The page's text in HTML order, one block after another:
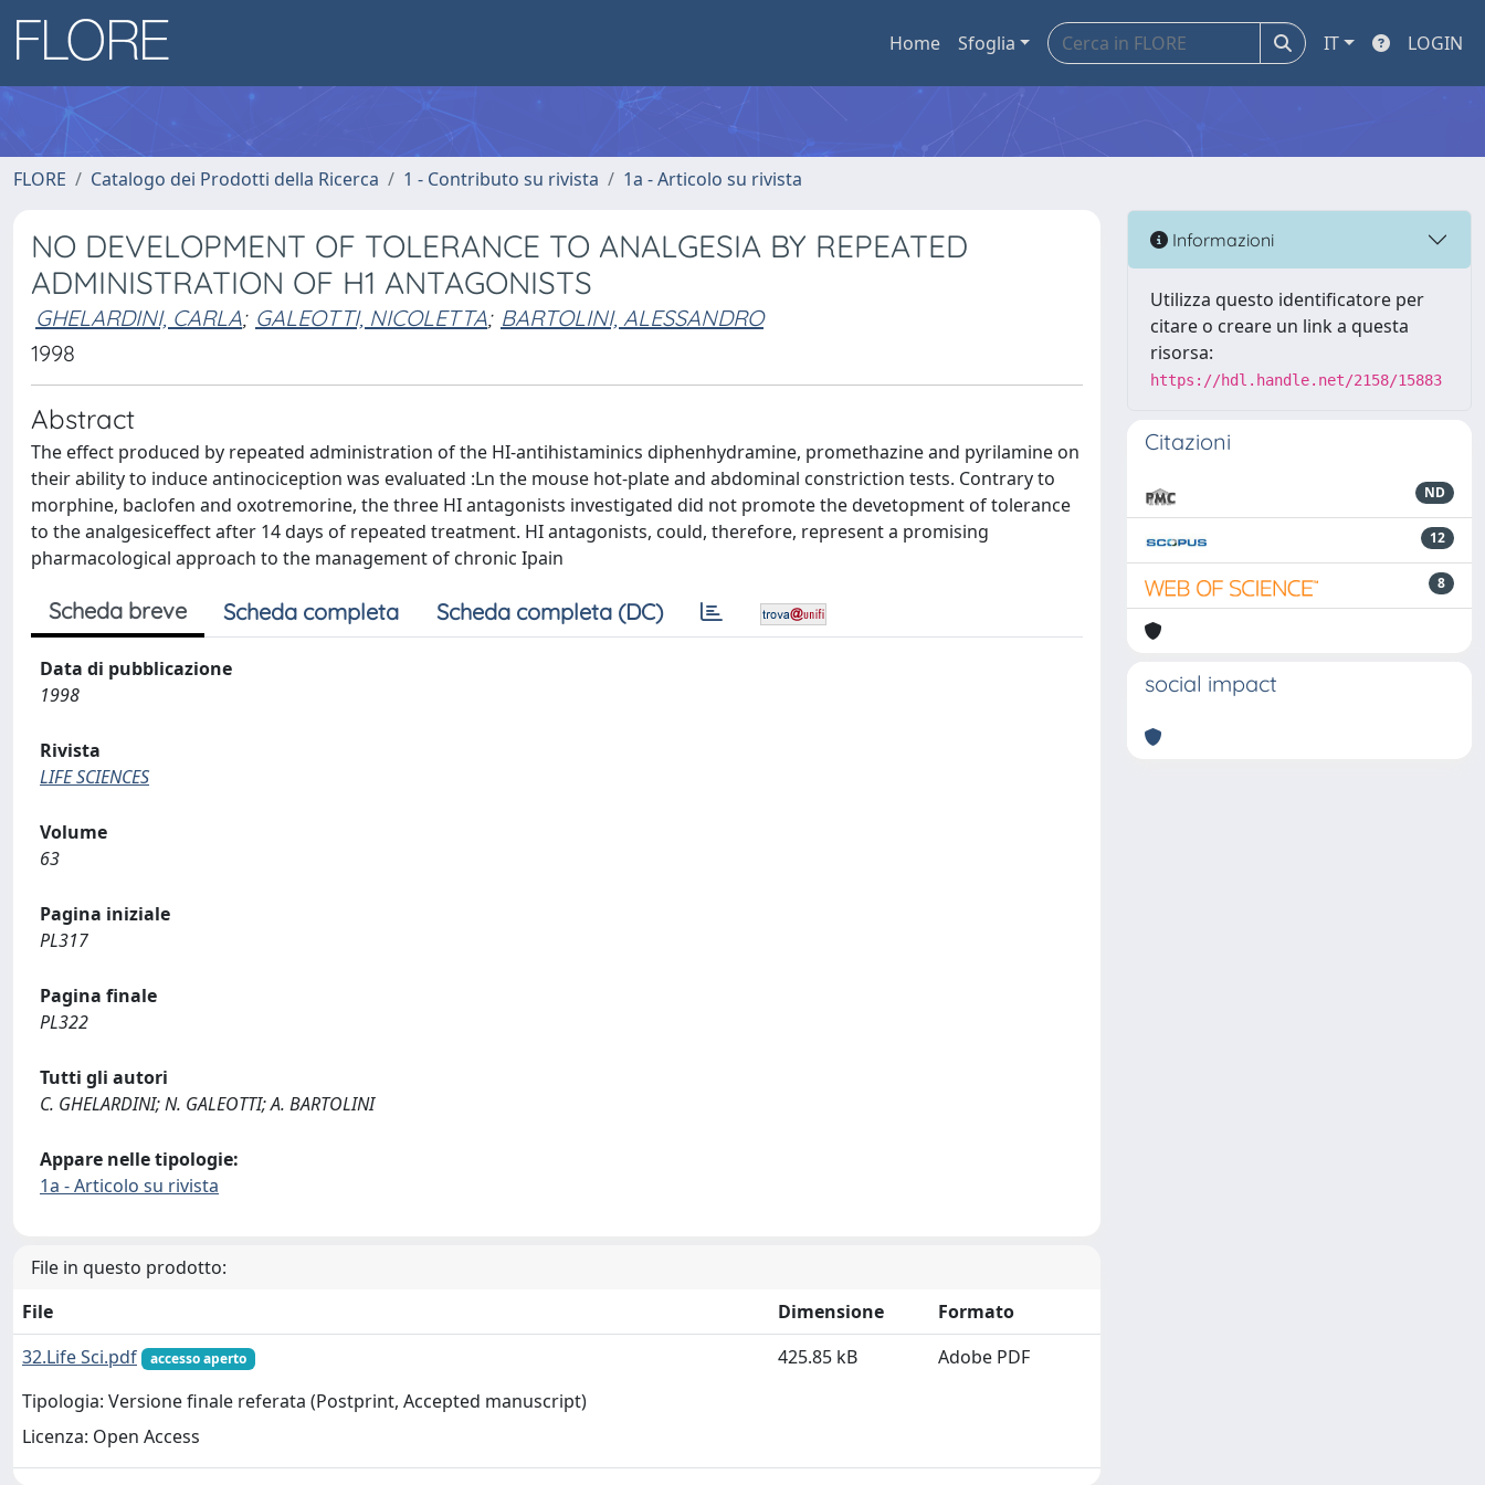
Home Sfoglia IT LOGIN
FLORE Catalogo dei Prodotti della Ricerca 1 - Contributo su rivista 1a - Articolo su rivista
NO DEVELOPMENT OF TOLERANCE TO ANALGESIA BY REPEATED
ADMINISTRATION OF H1 ANTAGONISTS
GHELARDINI, CARLA; GALEOTTI, NICOLETTA; BARTOLINI, ALESSANDRO
1998
Abstract
The effect produced by repeated administration of the HI-antihistaminics diphenhydramine, promethazine and pyrilamine on
their ability to induce antinociception was evaluated :Ln the mouse hot-plate and abdominal constriction tests. Contrary to
morphine, baclofen and oxotremorine, the three HI antagonists investigated did not promote the devetopment of tolerance
to the analgesiceffect after 14 days of repeated treatment. HI antagonists, could, therefore, represent a promising
pharmacological approach to the management of chronic Ipain
Scheda breve Scheda completa Scheda completa (DC)
Data di pubblicazione
1998
Rivista
LIFE SCIENCES
Volume
63
Pagina iniziale
PL317
Pagina finale
PL322
Tutti gli autori
C. GHELARDINI; N. GALEOTTI; A. BARTOLINI
Appare nelle tipologie:
1a - Articolo su rivista
File in questo prodotto:
File
Dimensione
Formato
32.Life Sci.pdf
accesso aperto
Tipologia: Versione finale referata (Postprint, Accepted manuscript)
Licenza: Open Access
425.85 kB Adobe PDF
Informazioni
Utilizza questo identificatore per
citare o creare un link a questa
risorsa:
https://hdl.handle.net/2158/15883
Citazioni
ND
12
8
social impact